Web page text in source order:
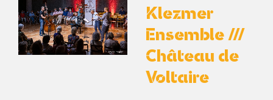
Klezmer
Ensemble ///
Château de
Voltaire